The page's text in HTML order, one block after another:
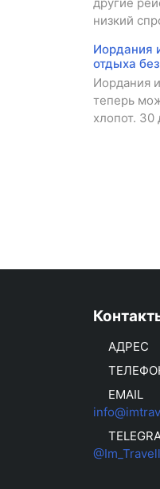
другие
низкий
Иордания
отдыха
Иордания
теперь
хлопот. 30
АДРЕС
EMAIL